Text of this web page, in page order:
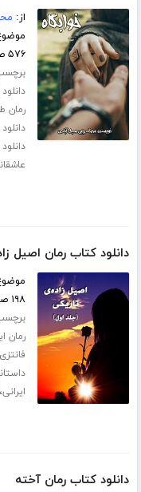
از:
۵۷۶ صفحه
رمان
دانلود کتاب رمان اصیل
۱۹۸ صفحه
رمان
فانتزی
ایرانی
دانلود کتاب رمان آخته